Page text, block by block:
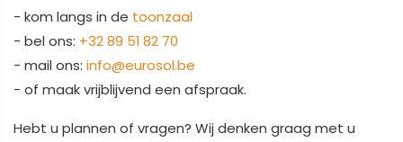
- kom langs in de toonzaal
- bel ons: +32 89 51 82 70
- mail ons: info@eurosol.be
- of maak vrijblijvend een afspraak.
Hebt u plannen of vragen? Wij denken graag met u